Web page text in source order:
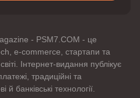
- PSM7.COM - це
e-commerce, стартапи та
Інтернет-видання публікує
традиційні та
банківські технології.